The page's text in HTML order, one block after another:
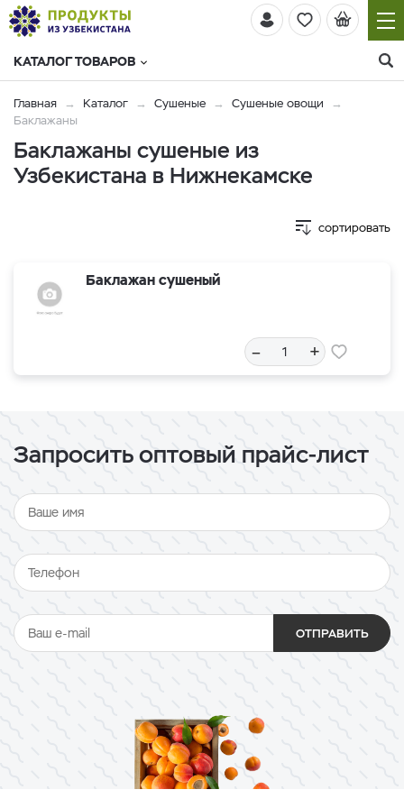
КАТАЛОГ ТОВАРОВ
Главная Каталог Сушеные
Сушеные овощи
Баклажаны
Баклажаны сушеные из
Узбекистана в Нижнекамске
сортировать
Баклажан сушеный
– +
Запросить оптовый прайс-лист
ОТПРАВИТЬ